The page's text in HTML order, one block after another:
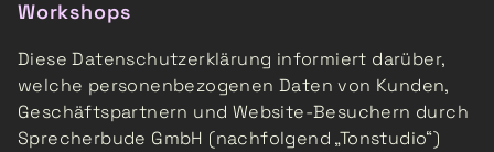
Workshops
Diese Datenschutzerklärung informiert darüber,
welche personenbezogenen Daten von Kunden,
Geschäftspartnern und Website-Besuchern durch
Sprecherbude GmbH (nachfolgend „Tonstudio“)